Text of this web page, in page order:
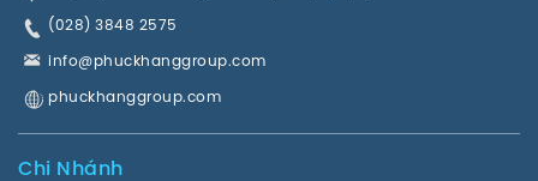
(028) 3848 2575
info@phuckhanggroup.com
phuckhanggroup.com
Chi Nhánh